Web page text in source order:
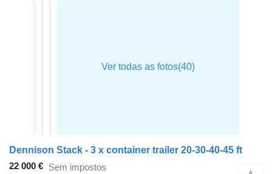
Dennison Stack - 3 x container trailer 20-30-40-45 ft
22 000 € Sem impostos